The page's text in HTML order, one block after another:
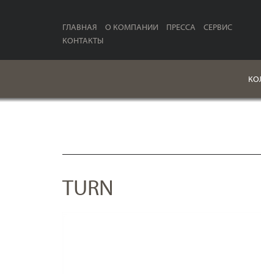
ГЛАВНАЯ О КОМПАНИИ ПРЕССА
СЕРВИС
КОНТАКТЫ
TURN